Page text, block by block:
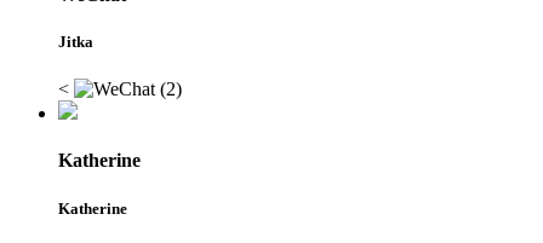
Jitka
<
Katherine
Katherine